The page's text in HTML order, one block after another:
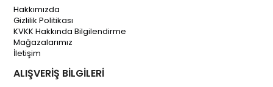
Hakkımızda
Gizlilik Politikası
KVKK Hakkında Bilgilendirme
Mağazalarımız
İletişim
ALIŞVERİŞ BİLGİLERİ